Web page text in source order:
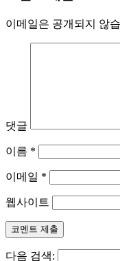
이메일은 공개되지 않
댓글
이름 *
이메일 *
웹사이트
다음 검색: